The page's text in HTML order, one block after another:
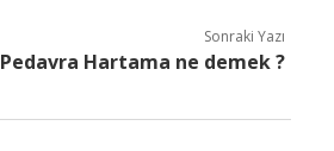
Sonraki Yazı
Pedavra Hartama ne demek ?